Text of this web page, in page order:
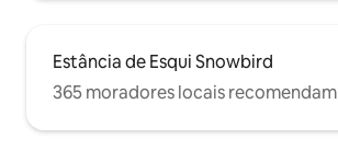
Estância de Esqui Snowbird
365 moradores locais recomendam